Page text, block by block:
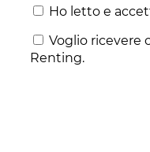
Ho letto e
Voglio ricevere
Renting.